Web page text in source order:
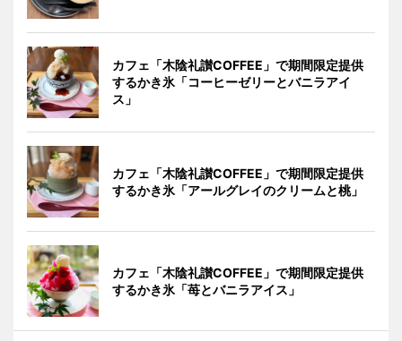
カフェ「木陰礼讃COFFEE」で期間限定提供
するかき氷「コーヒーゼリーとバニラアイ
ス」
カフェ「木陰礼讃COFFEE」で期間限定提供
するかき氷「アールグレイのクリームと桃」
カフェ「木陰礼讃COFFEE」で期間限定提供
するかき氷「苺とバニラアイス」